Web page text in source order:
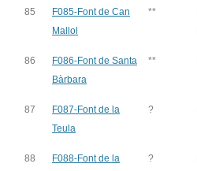
85
F085-Font de Can
Mallol
**
86
F086-Font de Santa
Bàrbara
**
87
F087-Font de la
Teula
?
88
F088-Font de la
?